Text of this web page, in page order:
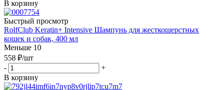
В корзину
Быстрый просмотр
RolfClub Keratin+ Intensive Шампунь для жесткошерстных
кошек и собак, 400 мл
Меньше 10
558 ₽/шт
-
+
В корзину